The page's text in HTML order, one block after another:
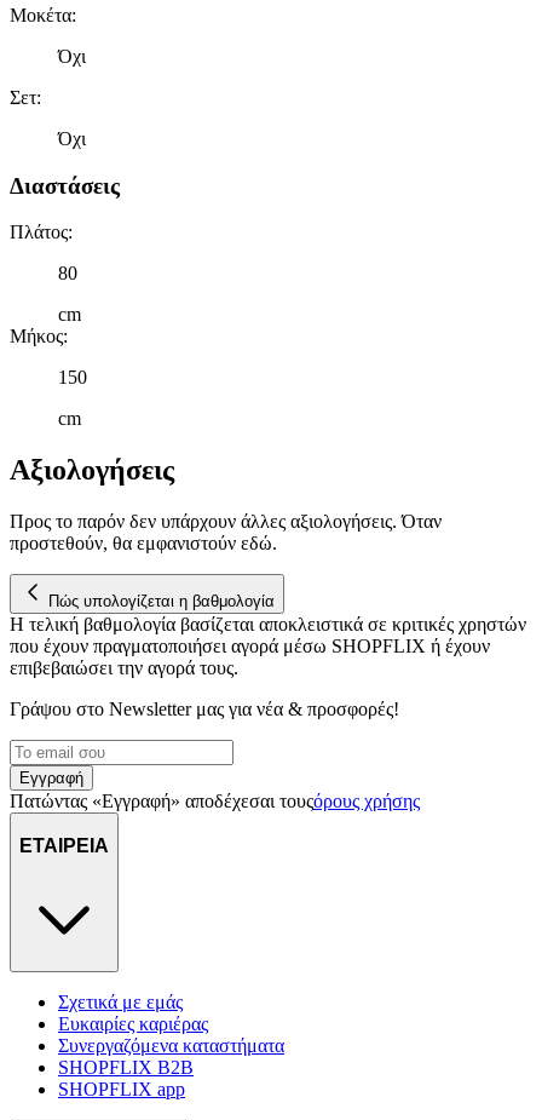
Μοκέτα:
Όχι
Σετ:
Όχι
Διαστάσεις
Πλάτος:
80
cm
Μήκος:
150
cm
Αξιολογήσεις
Προς το παρόν δεν υπάρχουν άλλες αξιολογήσεις. Όταν
προστεθούν, θα εμφανιστούν εδώ.
Πώς υπολογίζεται η βαθμολογία
Η τελική βαθμολογία βασίζεται αποκλειστικά σε κριτικές χρηστών
που έχουν πραγματοποιήσει αγορά μέσω SHOPFLIX ή έχουν
επιβεβαιώσει την αγορά τους.
Γράψου στο Νewsletter μας για νέα & προσφορές!
Εγγραφή
Πατώντας «Εγγραφή» αποδέχεσαι τουςόρους χρήσης
ΕΤΑΙΡΕΙΑ
Σχετικά με εμάς
Ευκαιρίες καριέρας
Συνεργαζόμενα καταστήματα
SHOPFLIX B2B
SHOPFLIX app